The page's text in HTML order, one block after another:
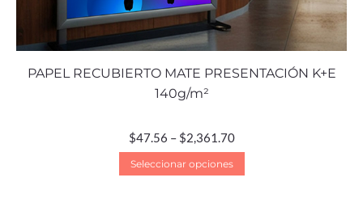
PAPEL RECUBIERTO MATE PRESENTACIÓN K+E
140g/m²
$47.56 – $2,361.70
Seleccionar opciones